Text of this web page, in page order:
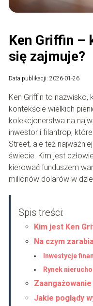
Ken Griffin –
się zajmuje?
Data publikacji: 2026-01-26
Ken Griffin to
kontekście wielkich
kolekcjonerstwa na
inwestor i filantrop,
Street, ale też
świecie. Kim jest
kierować funduszem
milionów dolarów w
Spis treści:
Kim jest Ken
Na czym
Inwestycje
Rynek
Jakie poglądy